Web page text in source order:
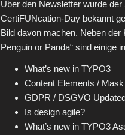
Über den Newsletter wurde
CertiFUNcation-Day bekannt
Bild davon machen. Neben
Penguin or Panda“ sind einige
What’s new in TYPO3
Content Elements /
GDPR / DSGVO
Is design agile?
What’s new in TYPO3